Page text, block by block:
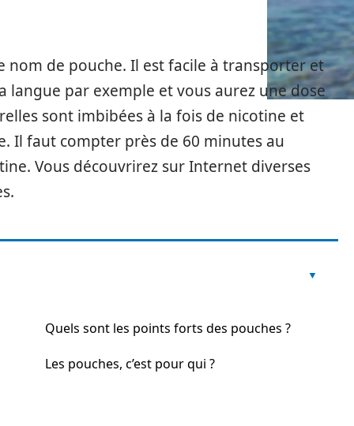
nom de pouche. Il est facile à transporter et
langue par exemple et vous aurez une dose
sont imbibées à la fois de nicotine et
Il faut compter près de 60 minutes au
Vous découvrirez sur Internet diverses
Quels sont les points forts des pouches ?
Les pouches, c’est pour qui ?